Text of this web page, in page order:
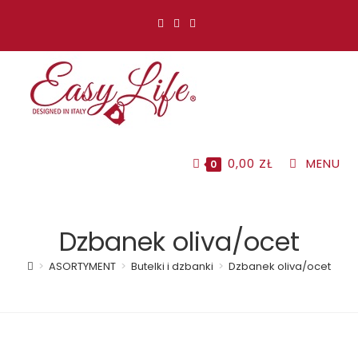
0 0,00 ZŁ MENU
Dzbanek oliva/ocet
> ASORTYMENT > Butelki i dzbanki > Dzbanek oliva/ocet